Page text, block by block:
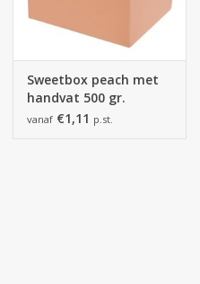
Sweetbox peach met
handvat 500 gr.
vanaf €1,11 p.st.